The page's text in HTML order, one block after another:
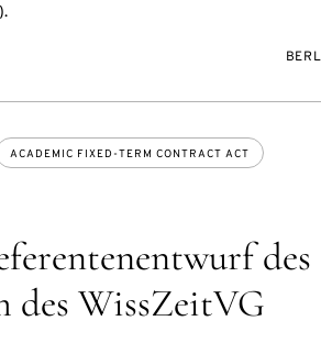
des
des WissZeitVG
ACADEMIC FIXED-TERM CONTRACT ACT